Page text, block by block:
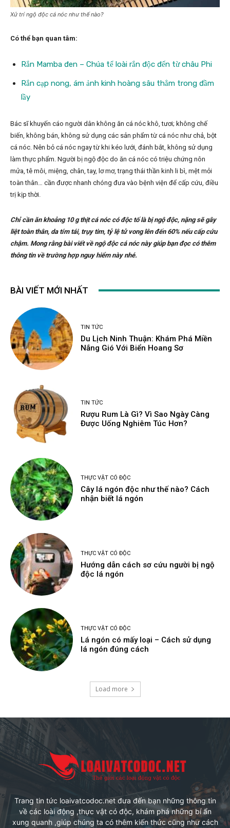
Xử trí ngộ độc cá nóc như thế nào?
Có thể bạn quan tâm:
Rắn Mamba đen – Chúa tể loài rắn độc đến từ châu Phi
Rắn cạp nong, ám ảnh kinh hoàng sâu thẳm trong đầm
lầy
Bác sĩ khuyến cáo người dân không ăn cá nóc khô, tươi; không chế
biến, không bán, không sử dụng các sản phẩm từ cá nóc như chả, bột
cá nóc. Nên bỏ cá nóc ngay từ khi kéo lưới, đánh bắt, không sử dụng
làm thực phẩm. Người bị ngộ độc do ăn cá nóc có triệu chứng nôn
mửa, tê môi, miệng, chân, tay, lơ mơ, trạng thái thần kinh li bì, mệt mỏi
toàn thân… cần được nhanh chóng đưa vào bệnh viện để cấp cứu, điều
trị kịp thời.
Chỉ cần ăn khoảng 10 g thịt cá nóc có độc tố là bị ngộ độc, nặng sẽ gây
liệt toàn thân, da tím tái, trụy tim, tỷ lệ tử vong lên đến 60% nếu cấp cứu
chậm. Mong rằng bài viết về ngộ độc cá nóc này giúp bạn đọc có thêm
thông tin về trường hợp nguy hiểm này nhé.
BÀI VIẾT MỚI NHẤT
TIN TỨC
Du Lịch Ninh Thuận: Khám Phá Miền
Nắng Gió Với Biển Hoang Sơ
TIN TỨC
Rượu Rum Là Gì? Vì Sao Ngày Càng
Được Uống Nghiêm Túc Hơn?
THỰC VẬT CÓ ĐỘC
Cây lá ngón độc như thế nào? Cách
nhận biết lá ngón
THỰC VẬT CÓ ĐỘC
Hướng dẫn cách sơ cứu người bị ngộ
độc lá ngón
THỰC VẬT CÓ ĐỘC
Lá ngón có mấy loại – Cách sử dụng
lá ngón đúng cách
Load more
Trang tin tức loaivatcodoc.net đưa đến bạn những thông tin
về các loài động ,thực vật có độc, khám phá những bí ẩn
xung quanh ,giúp chúng ta có thêm kiến thức cũng như cách